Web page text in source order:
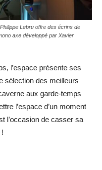
Lebru offre des écrins de
axe développé par Xavier
l’espace présente ses
sélection des meilleurs
aux garde-temps
l’espace d’un moment
l’occasion de casser sa